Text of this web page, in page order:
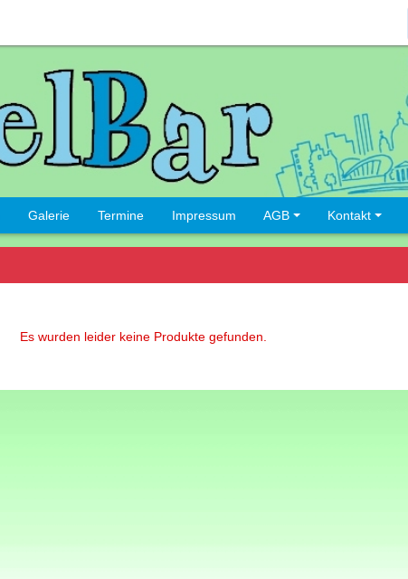
Galerie Termine Impressum AGB Kontakt
Es wurden leider keine Produkte gefunden.